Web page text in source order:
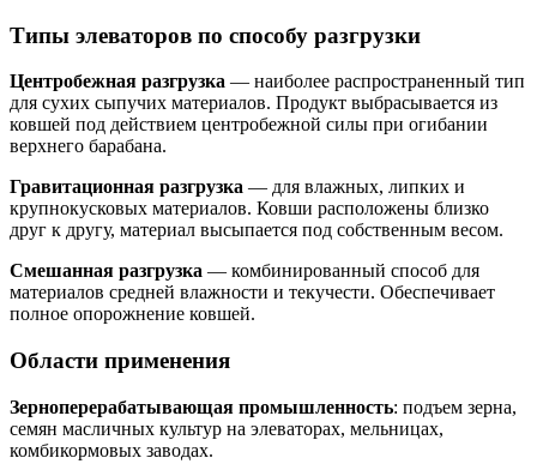
Типы элеваторов по способу разгрузки
Центробежная разгрузка — наиболее распространенный тип
для сухих сыпучих материалов. Продукт выбрасывается из
ковшей под действием центробежной силы при огибании
верхнего барабана.
Гравитационная разгрузка — для влажных, липких и
крупнокусковых материалов. Ковши расположены близко
друг к другу, материал высыпается под собственным весом.
Смешанная разгрузка — комбинированный способ для
материалов средней влажности и текучести. Обеспечивает
полное опорожнение ковшей.
Области применения
Зерноперерабатывающая промышленность: подъем зерна,
семян масличных культур на элеваторах, мельницах,
комбикормовых заводах.